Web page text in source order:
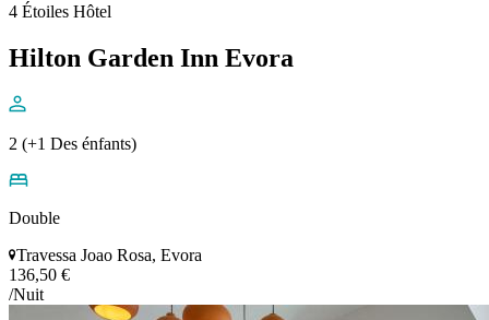
4 Étoiles Hôtel
Hilton Garden Inn Evora
2 (+1 Des énfants)
Double
Travessa Joao Rosa, Evora
136,50 €
/Nuit